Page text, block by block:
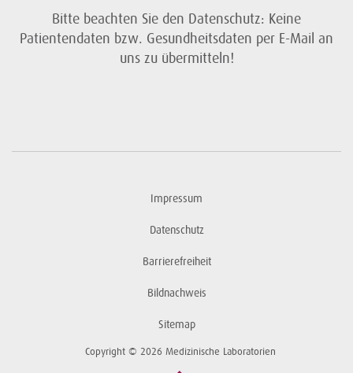
Bitte beachten Sie den Datenschutz: Keine
Patientendaten bzw. Gesundheitsdaten per E-Mail an
uns zu übermitteln!
Impressum
Datenschutz
Barrierefreiheit
Bildnachweis
Sitemap
Copyright © 2026 Medizinische Laboratorien